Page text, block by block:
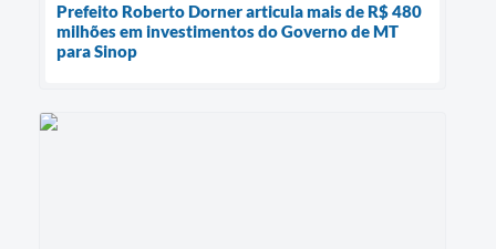
Prefeito Roberto Dorner articula mais de R$ 480
milhões em investimentos do Governo de MT
para Sinop